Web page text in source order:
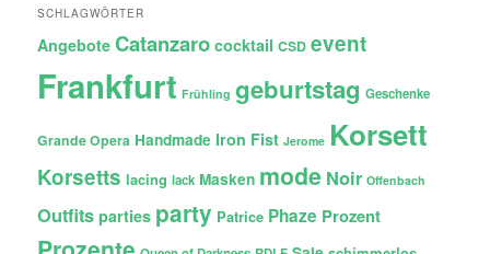
SCHLAGWÖRTER
Angebote Catanzaro cocktail CSD event
Frankfurt Frühling geburtstag Geschenke
Grande Opera Handmade Iron Fist Jerome Korsett
Korsetts lacing lack Masken mode Noir Offenbach
Outfits parties party Patrice Phaze Prozent